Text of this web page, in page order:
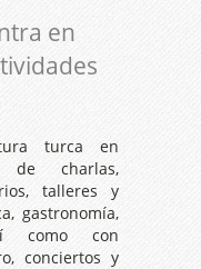
en
turca en
charlas,
talleres y
gastronomía,
como con
conciertos y